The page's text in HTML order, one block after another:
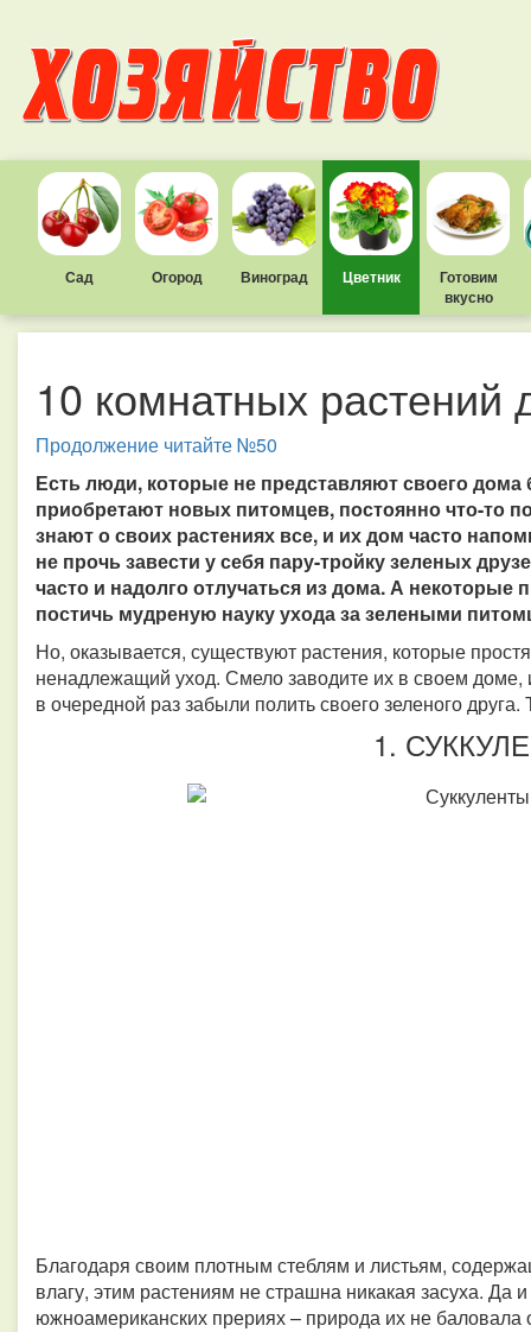
Сад Огород Виноград Цветник
Готовим
вкусно
10 комнатных растений
Продолжение читайте №50
Есть люди, которые не представляют своего дома
приобретают новых питомцев, постоянно что-то
знают о своих растениях все, и их дом часто
не прочь завести у себя пару-тройку зеленых
часто и надолго отлучаться из дома. А некоторые
постичь мудреную науку ухода за зелеными
Но, оказывается, существуют растения, которые
ненадлежащий уход. Смело заводите их в своем доме,
в очередной раз забыли полить своего зеленого
1.
Благодаря своим плотным стеблям и листьям,
влагу, этим растениям не страшна никакая засуха. Да
южноамериканских прериях – природа их не